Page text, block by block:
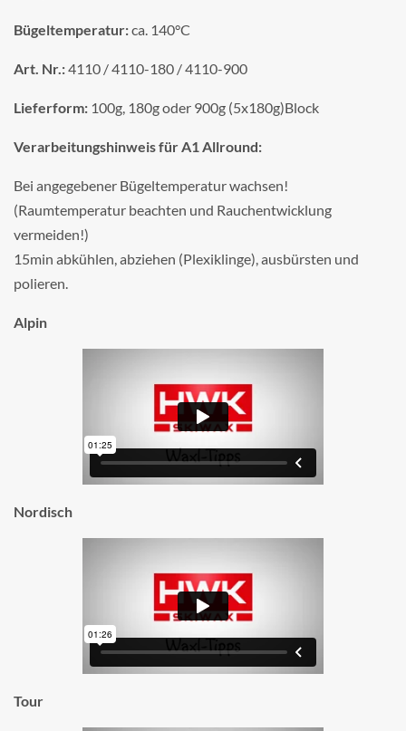
Bügeltemperatur:ca. 140°C
Art. Nr.:4110 / 4110-180 / 4110-900
Lieferform: 100g, 180g oder 900g (5x180g)Block
Verarbeitungshinweis für A1 Allround:
Bei angegebener Bügeltemperatur wachsen!
(Raumtemperatur beachten und Rauchentwicklung
vermeiden!)
15min abkühlen, abziehen (Plexiklinge), ausbürsten und
polieren.
Alpin
Nordisch
Tour